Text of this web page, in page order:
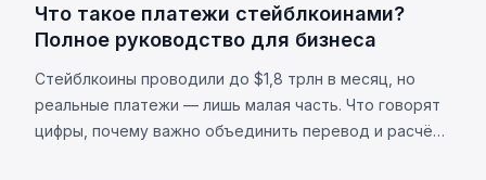
Что такое платежи стейблкоинами?
Полное руководство для бизнеса
Стейблкоины проводили до $1,8 трлн в месяц, но
реальные платежи — лишь малая часть. Что говорят
цифры, почему важно объединить перевод и расчёт,